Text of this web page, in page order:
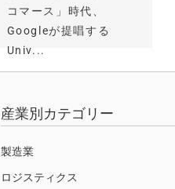
コマース」時代、
Googleが提唱する
Univ...
産業別カテゴリー
製造業
ロジスティクス